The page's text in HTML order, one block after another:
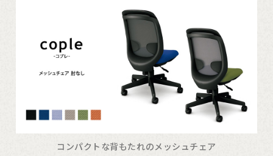
コンパクトな背もたれのメッシュチェア